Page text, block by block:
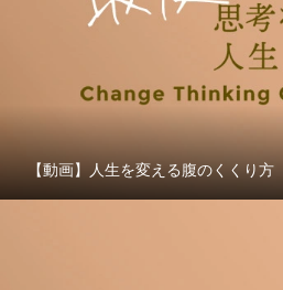
【動画】人生を変える腹のくくり方